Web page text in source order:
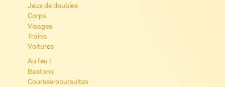
Jeux de doubles
Corps
Visages
Trains
Voitures
Au feu !
Bastons
Courses-poursuites